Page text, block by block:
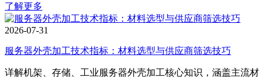
了解更多
2026-07-31
服务器外壳加工技术指标：材料选型与供应商筛选技巧
详解机架、存储、工业服务器外壳加工核心知识，涵盖主流材